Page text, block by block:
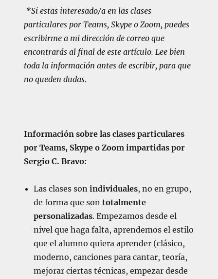
*Si estas interesado/a en las clases
particulares por Teams, Skype o Zoom, puedes
escribirme a mi dirección de correo que
encontrarás al final de este artículo. Lee bien
toda la información antes de escribir, para que
no queden dudas.
Información sobre las clases particulares
por Teams, Skype o Zoom impartidas por
Sergio C. Bravo:
Las clases sonindividuales, no en grupo,
de forma que sontotalmente
personalizadas. Empezamos desde el
nivel que haga falta, aprendemos el estilo
que el alumno quiera aprender (clásico,
moderno, canciones para cantar, teoría,
mejorar ciertas técnicas, empezar desde